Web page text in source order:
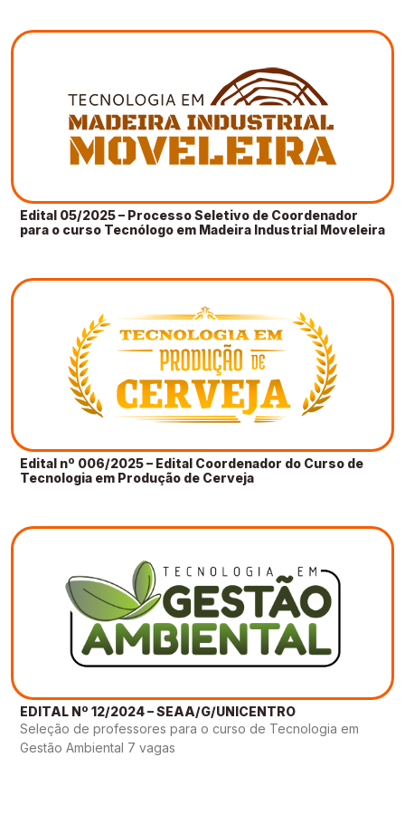
Edital 05/2025 – Processo Seletivo de Coordenador
para o curso Tecnólogo em Madeira Industrial Moveleira
Edital nº 006/2025 – Edital Coordenador do Curso de
Tecnologia em Produção de Cerveja
EDITAL Nº 12/2024 – SEAA/G/UNICENTRO
Seleção de professores para o curso de Tecnologia em
Gestão Ambiental 7 vagas